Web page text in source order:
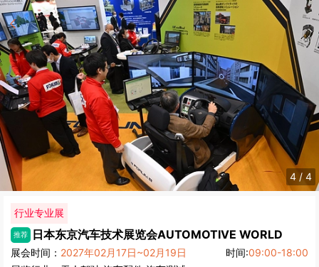
4 / 4
行业专业展
推荐 日本东京汽车技术展览会AUTOMOTIVE WORLD
展会时间： 2027年02月17日~02月19日 时间:09:00-18:00